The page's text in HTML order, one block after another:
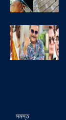
সমস্ত